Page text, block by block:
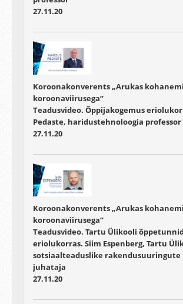
27.11.20
Koroonakonverents „Arukas
koroonaviirusega“
Teadusvideo. Õppijakogemus
Pedaste, haridustehnoloogia professor
27.11.20
Koroonakonverents „Arukas
koroonaviirusega“
Teadusvideo. Tartu Ülikooli
eriolukorras. Siim Espenberg, Tartu
sotsiaalteaduslike rakendusuuringute
juhataja
27.11.20